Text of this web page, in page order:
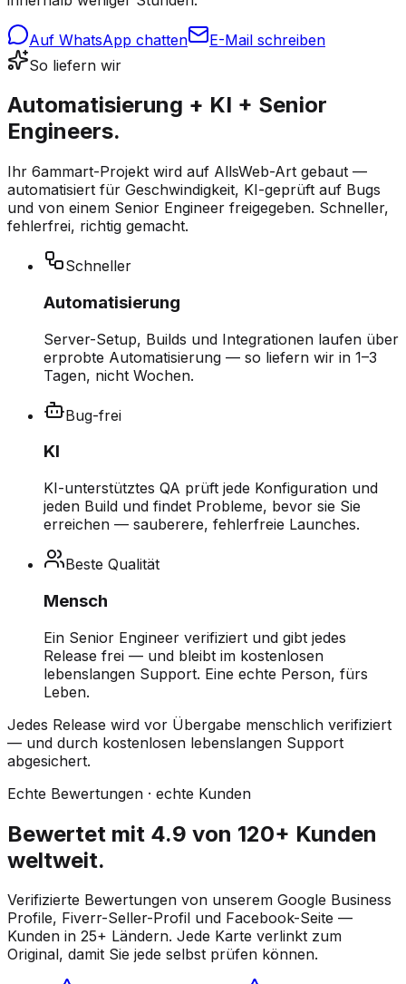
Auf WhatsApp chatten
E-Mail schreiben
So liefern wir
Automatisierung + KI + Senior
Engineers.
Ihr 6ammart-Projekt wird auf AllsWeb-Art gebaut —
automatisiert für Geschwindigkeit, KI-geprüft auf Bugs
und von einem Senior Engineer freigegeben. Schneller,
fehlerfrei, richtig gemacht.
Schneller
Automatisierung
Server-Setup, Builds und Integrationen laufen über
erprobte Automatisierung — so liefern wir in 1–3
Tagen, nicht Wochen.
Bug-frei
KI
KI-unterstütztes QA prüft jede Konfiguration und
jeden Build und findet Probleme, bevor sie Sie
erreichen — sauberere, fehlerfreie Launches.
Beste Qualität
Mensch
Ein Senior Engineer verifiziert und gibt jedes
Release frei — und bleibt im kostenlosen
lebenslangen Support. Eine echte Person, fürs
Leben.
Jedes Release wird vor Übergabe menschlich verifiziert
— und durch kostenlosen lebenslangen Support
abgesichert.
Echte Bewertungen · echte Kunden
Bewertet mit 4.9 von 120+ Kunden
weltweit.
Verifizierte Bewertungen von unserem Google Business
Profile, Fiverr-Seller-Profil und Facebook-Seite —
Kunden in 25+ Ländern. Jede Karte verlinkt zum
Original, damit Sie jede selbst prüfen können.